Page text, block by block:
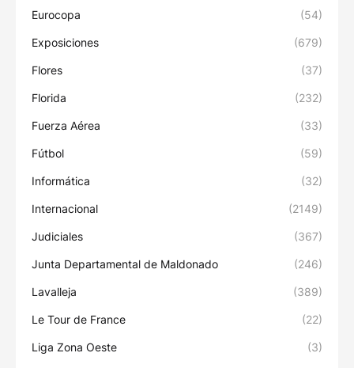
Eurocopa (54)
Exposiciones (679)
Flores (37)
Florida (232)
Fuerza Aérea (33)
Fútbol (59)
Informática (32)
Internacional (2149)
Judiciales (367)
Junta Departamental de Maldonado (246)
Lavalleja (389)
Le Tour de France (22)
Liga Zona Oeste (3)